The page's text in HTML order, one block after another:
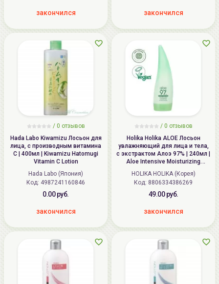
закончился закончился
/ 0 отзывов
Hada Labo Kiwamizu Лосьон для
лица, с производным витамина
С | 400мл | Kiwamizu Hatomugi
Vitamin C Lotion
Hada Labo (Япония)
Код: 4987241160846
0.00 руб.
закончился
/ 0 отзывов
Holika Holika ALOE Лосьон
увлажняющий для лица и тела,
с экстрактом Алоэ 97% | 240мл |
Aloe Intensive Moisturizing
Soothing Lotion 97%
HOLIKA HOLIKA (Корея)
Код: 8806334386269
49.00 руб.
закончился